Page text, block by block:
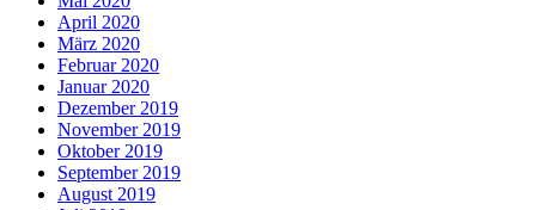
April 2020
März 2020
Februar 2020
Januar 2020
Dezember 2019
November 2019
Oktober 2019
September 2019
August 2019